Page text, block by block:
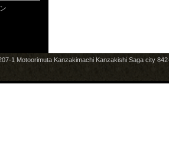
1 Motoorimuta Kanzakimachi Kanzakishi Saga city